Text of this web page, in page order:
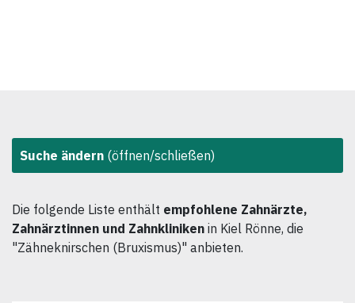
Suche ändern (öffnen/schließen)
Die folgende Liste enthält empfohlene Zahnärzte,
Zahnärztinnen und Zahnkliniken in Kiel Rönne, die
"Zähneknirschen (Bruxismus)" anbieten.